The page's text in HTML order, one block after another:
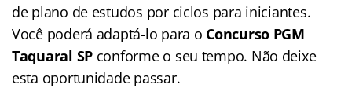
de plano de estudos por ciclos para iniciantes.
Você poderá adaptá-lo para o Concurso PGM
Taquaral SP conforme o seu tempo. Não deixe
esta oportunidade passar.